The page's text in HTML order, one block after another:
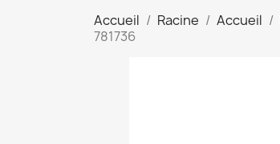
Accueil Racine Accueil
781736